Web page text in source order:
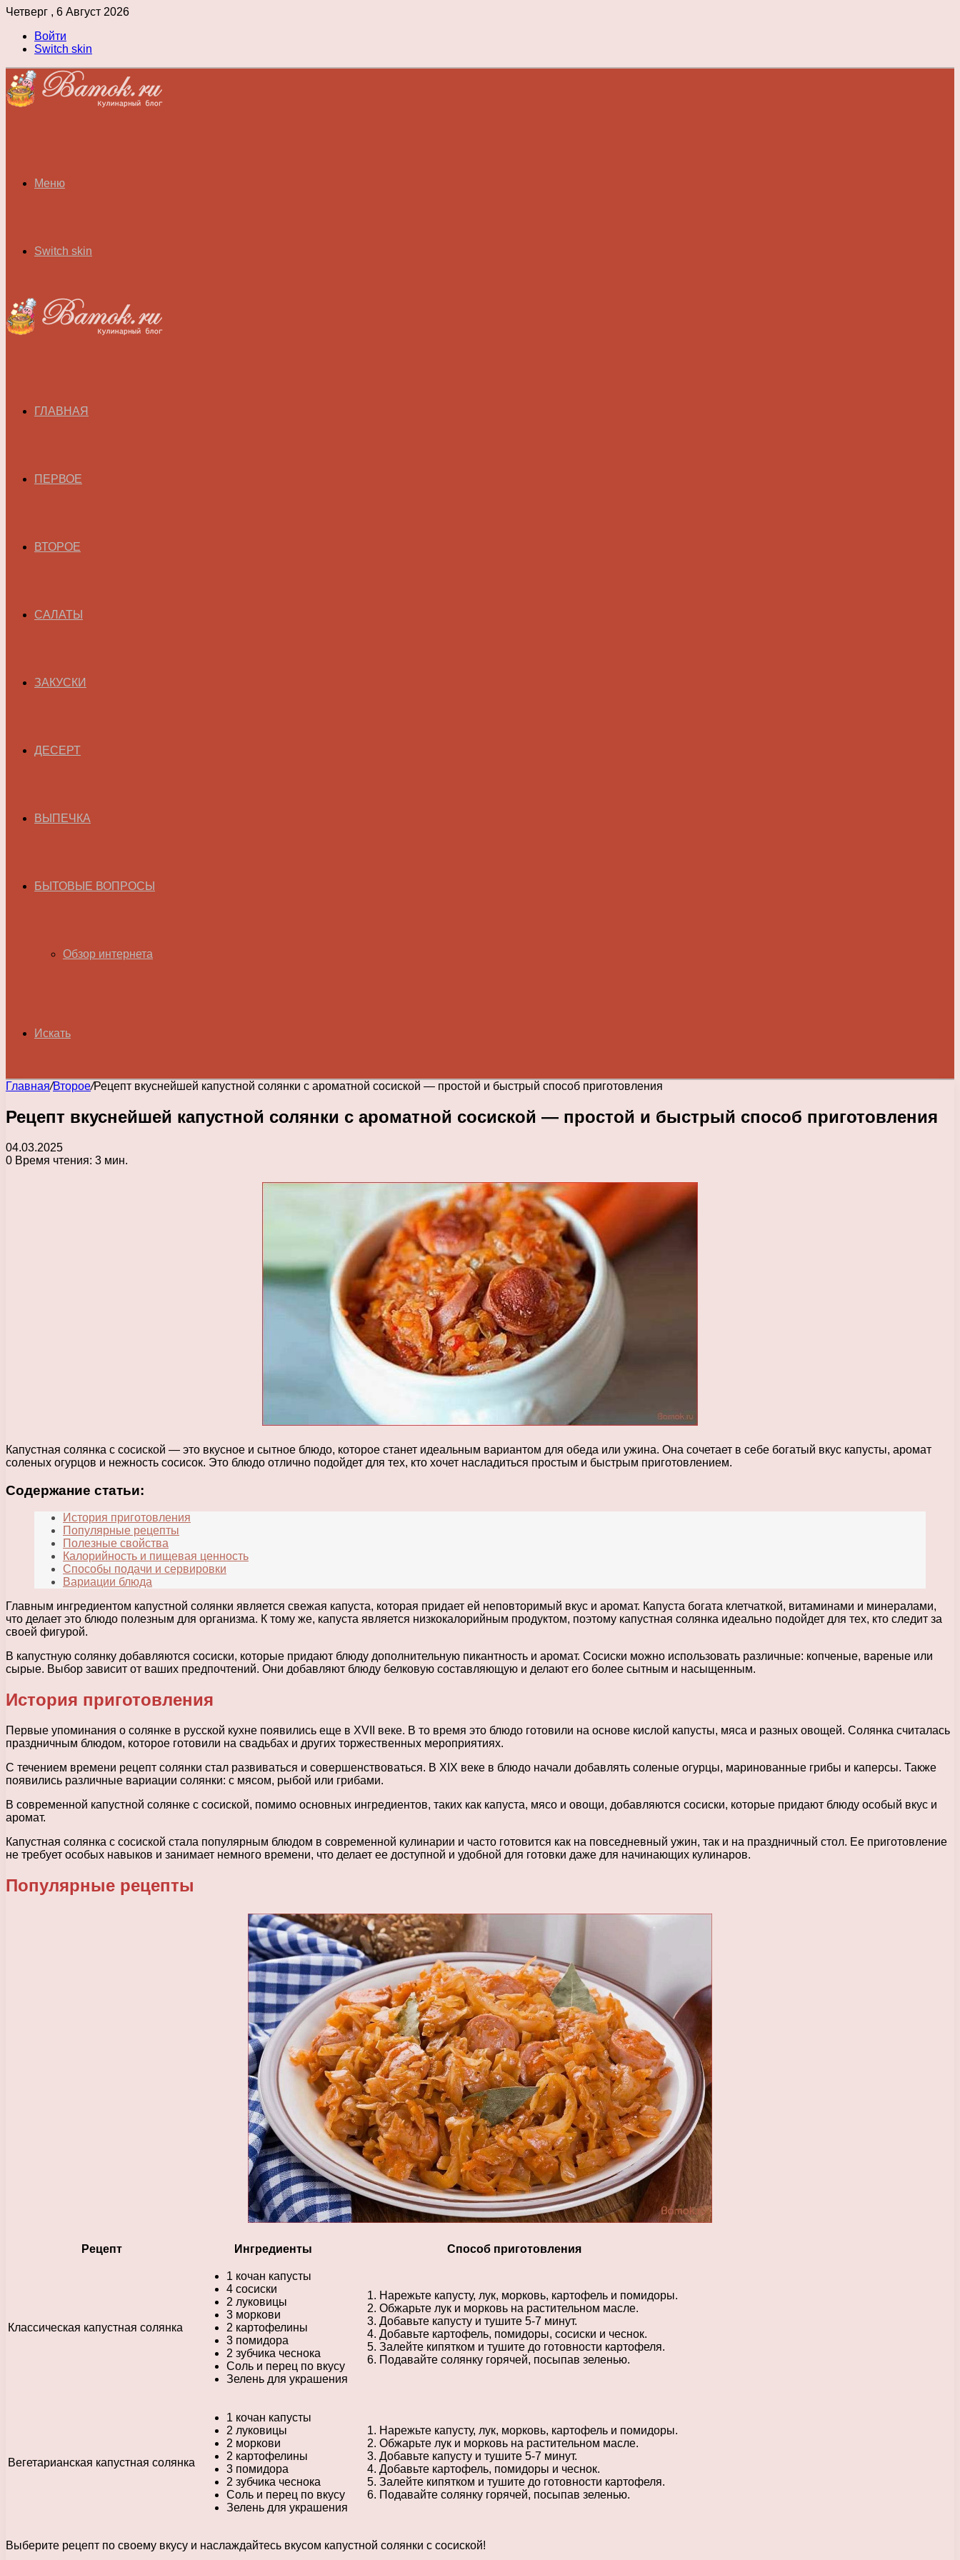
Четверг , 6 Август 2026
Войти
Switch skin
Меню
Switch skin
ГЛАВНАЯ
ПЕРВОЕ
ВТОРОЕ
САЛАТЫ
ЗАКУСКИ
ДЕСЕРТ
ВЫПЕЧКА
БЫТОВЫЕ ВОПРОСЫ
Обзор интернета
Искать
Главная/Второе/Рецепт вкуснейшей капустной солянки с ароматной сосиской — простой и быстрый способ приготовления
Рецепт вкуснейшей капустной солянки с ароматной сосиской — простой и быстрый способ приготовления
04.03.2025
0 Время чтения: 3 мин.
Капустная солянка с сосиской — это вкусное и сытное блюдо, которое станет идеальным вариантом для обеда или ужина. Она сочетает в себе богатый вкус капусты, аромат
соленых огурцов и нежность сосисок. Это блюдо отлично подойдет для тех, кто хочет насладиться простым и быстрым приготовлением.
Содержание статьи:
История приготовления
Популярные рецепты
Полезные свойства
Калорийность и пищевая ценность
Способы подачи и сервировки
Вариации блюда
Главным ингредиентом капустной солянки является свежая капуста, которая придает ей неповторимый вкус и аромат. Капуста богата клетчаткой, витаминами и минералами,
что делает это блюдо полезным для организма. К тому же, капуста является низкокалорийным продуктом, поэтому капустная солянка идеально подойдет для тех, кто следит за
своей фигурой.
В капустную солянку добавляются сосиски, которые придают блюду дополнительную пикантность и аромат. Сосиски можно использовать различные: копченые, вареные или
сырые. Выбор зависит от ваших предпочтений. Они добавляют блюду белковую составляющую и делают его более сытным и насыщенным.
История приготовления
Первые упоминания о солянке в русской кухне появились еще в XVII веке. В то время это блюдо готовили на основе кислой капусты, мяса и разных овощей. Солянка считалась
праздничным блюдом, которое готовили на свадьбах и других торжественных мероприятиях.
С течением времени рецепт солянки стал развиваться и совершенствоваться. В XIX веке в блюдо начали добавлять соленые огурцы, маринованные грибы и каперсы. Также
появились различные вариации солянки: с мясом, рыбой или грибами.
В современной капустной солянке с сосиской, помимо основных ингредиентов, таких как капуста, мясо и овощи, добавляются сосиски, которые придают блюду особый вкус и
аромат.
Капустная солянка с сосиской стала популярным блюдом в современной кулинарии и часто готовится как на повседневный ужин, так и на праздничный стол. Ее приготовление
не требует особых навыков и занимает немного времени, что делает ее доступной и удобной для готовки даже для начинающих кулинаров.
Популярные рецепты
Рецепт Ингредиенты Способ приготовления
Классическая капустная солянка
1 кочан капусты
4 сосиски
2 луковицы
3 моркови
2 картофелины
3 помидора
2 зубчика чеснока
Соль и перец по вкусу
Зелень для украшения
Нарежьте капусту, лук, морковь, картофель и помидоры.
Обжарьте лук и морковь на растительном масле.
Добавьте капусту и тушите 5-7 минут.
Добавьте картофель, помидоры, сосиски и чеснок.
Залейте кипятком и тушите до готовности картофеля.
Подавайте солянку горячей, посыпав зеленью.
Вегетарианская капустная солянка
1 кочан капусты
2 луковицы
2 моркови
2 картофелины
3 помидора
2 зубчика чеснока
Соль и перец по вкусу
Зелень для украшения
Нарежьте капусту, лук, морковь, картофель и помидоры.
Обжарьте лук и морковь на растительном масле.
Добавьте капусту и тушите 5-7 минут.
Добавьте картофель, помидоры и чеснок.
Залейте кипятком и тушите до готовности картофеля.
Подавайте солянку горячей, посыпав зеленью.
Выберите рецепт по своему вкусу и наслаждайтесь вкусом капустной солянки с сосиской!